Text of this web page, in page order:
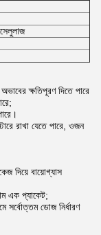
ক্ষতিপূরণ দিতে পারে
রাখা যেতে পারে, ওজন
দিয়ে বায়োগ্যাস
এক প্যাকেট;
সর্বোত্তম ডোজ নির্ধারণ